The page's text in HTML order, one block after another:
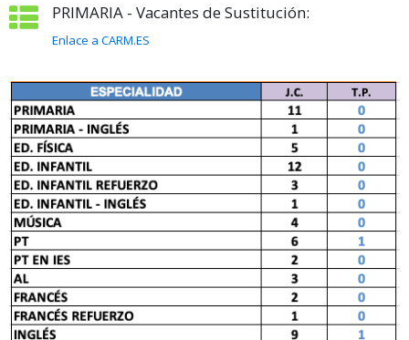
PRIMARIA - Vacantes de Sustitución:
Enlace a CARM.ES